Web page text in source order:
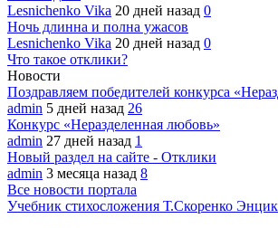
Lesnichenko Vika 20 дней назад 0
Ночь длинна и полна ужасов
Lesnichenko Vika 20 дней назад 0
Что такое отклики?
Новости
Поздравляем победителей конкурса
admin 5 дней назад 26
Конкурс «Неразделенная любовь»
admin 27 дней назад 1
Новый раздел на сайте - Отклики
admin 3 месяца назад 8
Все новости портала
Учебник стихосложения Т.Скоренко